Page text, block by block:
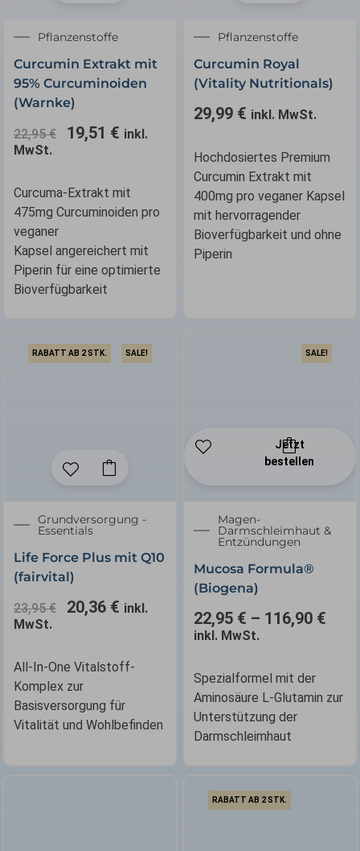
Pflanzenstoffe
Curcumin Extrakt mit
95% Curcuminoiden
(Warnke)
22,95€
Ursprünglicher
Preis
war:
22,95 €
19,51 €
Preis
ist:
19,51 €.
inkl.
MwSt.
Curcuma-Extrakt mit
475mg Curcuminoiden pro
veganer
Kapsel angereichert mit
Piperin für eine optimierte
Bioverfügbarkeit
Pflanzenstoffe
Curcumin Royal
(Vitality Nutritionals)
29,99 € inkl. MwSt.
Hochdosiertes Premium
Curcumin Extrakt mit
400mg pro veganer Kapsel
mit hervorragender
Bioverfügbarkeit und ohne
Piperin
RABATT AB 2 STK. SALE!
Grundversorgung -
Essentials
Life Force Plus mit Q10
(fairvital)
23,95€
Ursprünglicher
Preis
war:
23,95 €
20,36 €
Aktueller
ist:
20,36 €.
inkl.
MwSt.
All-In-One Vitalstoff-
Komplex zur
Basisversorgung für
Vitalität und Wohlbefinden
SALE!
Jetzt
bestellen
Magen-
Darmschleimhaut &
Entzündungen
Mucosa Formula®
(Biogena)
22,95 € – 116,90 €
inkl. MwSt.
Spezialformel mit der
Aminosäure L-Glutamin zur
Unterstützung der
Darmschleimhaut
RABATT AB 2 STK.